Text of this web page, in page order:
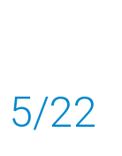
22